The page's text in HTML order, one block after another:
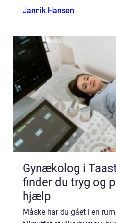
prøvet at være tilknyttet
Jannik Hansen
Gynækolog i
finder du tryg og
hjælp
Måske har du gået i en